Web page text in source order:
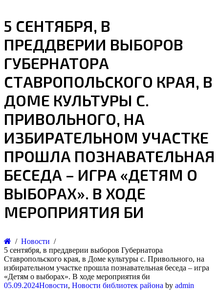
5 СЕНТЯБРЯ, В
ПРЕДДВЕРИИ ВЫБОРОВ
ГУБЕРНАТОРА
СТАВРОПОЛЬСКОГО КРАЯ, В
ДОМЕ КУЛЬТУРЫ С.
ПРИВОЛЬНОГО, НА
ИЗБИРАТЕЛЬНОМ УЧАСТКЕ
ПРОШЛА ПОЗНАВАТЕЛЬНАЯ
БЕСЕДА – ИГРА «ДЕТЯМ О
ВЫБОРАХ». В ХОДЕ
МЕРОПРИЯТИЯ БИ
Новости
5 сентября, в преддверии выборов Губернатора
Ставропольского края, в Доме культуры с. Привольного, на
избирательном участке прошла познавательная беседа – игра
«Детям о выборах». В ходе мероприятия би
05.09.2024Новости, Новости библиотек района by admin